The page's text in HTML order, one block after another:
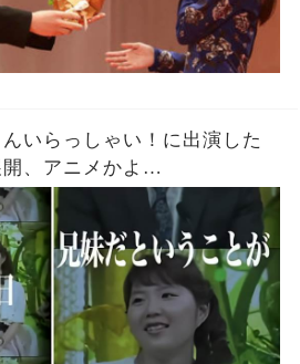
んいらっしゃい！に出演した
、アニメかよ…